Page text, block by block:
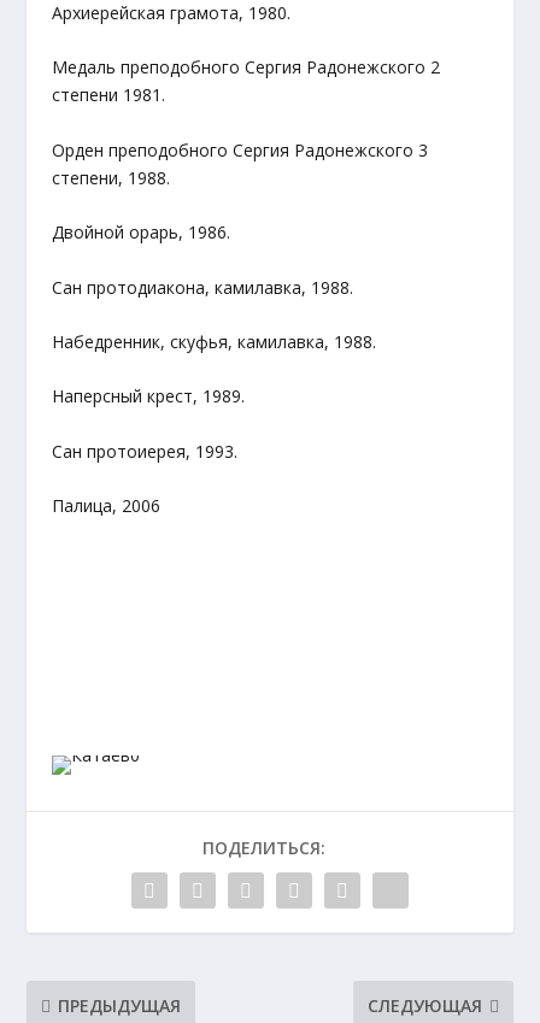
Архиерейская грамота, 1980.
Медаль преподобного Сергия Радонежского 2
степени 1981.
Орден преподобного Сергия Радонежского 3
степени, 1988.
Двойной орарь, 1986.
Сан протодиакона, камилавка, 1988.
Набедренник, скуфья, камилавка, 1988.
Наперсный крест, 1989.
Сан протоиерея, 1993.
Палица, 2006
ПОДЕЛИТЬСЯ:
ПРЕДЫДУЩАЯ СЛЕДУЮЩАЯ